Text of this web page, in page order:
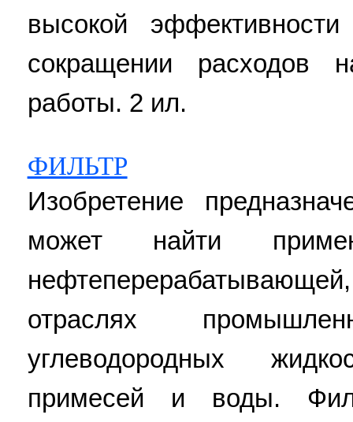
высокой
сокращении расходов
работы. 2 ил.
ФИЛЬТР
Изобретение
может найти
отраслях
углеводородных
примесей и воды.